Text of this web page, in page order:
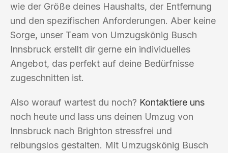
wie der Größe deines Haushalts, der Entfernung
und den spezifischen Anforderungen. Aber keine
Sorge, unser Team von Umzugskönig Busch
Innsbruck erstellt dir gerne ein individuelles
Angebot, das perfekt auf deine Bedürfnisse
zugeschnitten ist.
Also worauf wartest du noch? Kontaktiere uns
noch heute und lass uns deinen Umzug von
Innsbruck nach Brighton stressfrei und
reibungslos gestalten. Mit Umzugskönig Busch